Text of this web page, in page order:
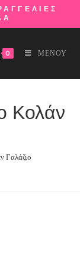
0 ΜΕΝΟΥ
Κολάν
Γαλάζιο